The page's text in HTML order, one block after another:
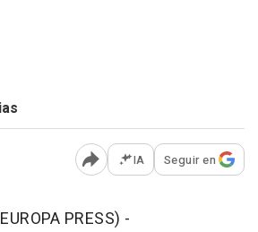
Abrir opciones para
IA Seguir en
PRESS) -